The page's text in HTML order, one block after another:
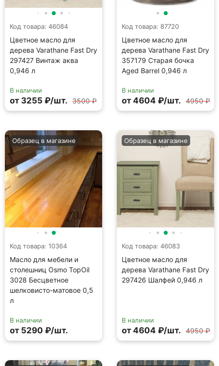
Код товара: 46084
Цветное масло для
дерева Varathane Fast Dry
297427 Винтаж аква
0,946 л
В наличии
от 3255 ₽/шт. 3500 ₽
Код товара: 87720
Цветное масло для
дерева Varathane Fast Dry
357179 Старая бочка
Aged Barrel 0,946 л
В наличии
от 4604 ₽/шт. 4950 ₽
Код товара: 10364
Масло для мебели и
столешниц Osmo TopOil
3028 Бесцветное
шелковисто-матовое 0,5
л
Образец в магазине
В наличии
от 5290 ₽/шт.
Код товара: 46083
Цветное масло для
дерева Varathane Fast Dry
297426 Шалфей 0,946 л
Образец в магазине
В наличии
от 4604 ₽/шт. 4950 ₽